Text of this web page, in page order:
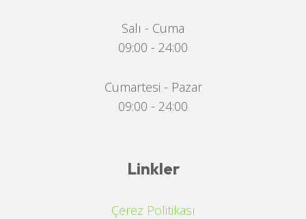
Salı - Cuma
09:00 - 24:00
Cumartesi - Pazar
09:00 - 24:00
Linkler
Çerez Politikası